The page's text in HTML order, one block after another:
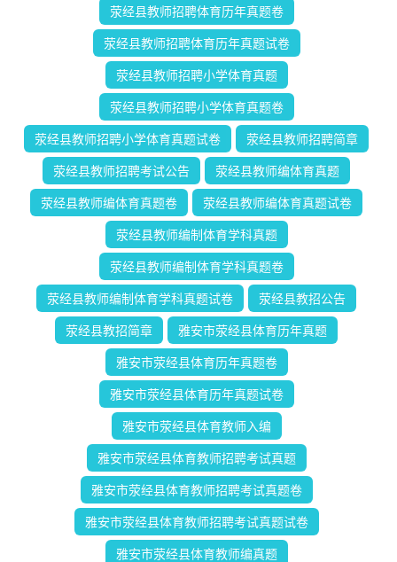
荥经县教师招聘体育历年真题卷
荥经县教师招聘体育历年真题试卷
荥经县教师招聘小学体育真题
荥经县教师招聘小学体育真题卷
荥经县教师招聘小学体育真题试卷 荥经县教师招聘简章
荥经县教师招聘考试公告 荥经县教师编体育真题
荥经县教师编体育真题卷 荥经县教师编体育真题试卷
荥经县教师编制体育学科真题
荥经县教师编制体育学科真题卷
荥经县教师编制体育学科真题试卷 荥经县教招公告
荥经县教招简章 雅安市荥经县体育历年真题
雅安市荥经县体育历年真题卷
雅安市荥经县体育历年真题试卷
雅安市荥经县体育教师入编
雅安市荥经县体育教师招聘考试真题
雅安市荥经县体育教师招聘考试真题卷
雅安市荥经县体育教师招聘考试真题试卷
雅安市荥经县体育教师编真题